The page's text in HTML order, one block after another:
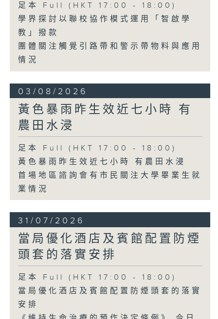
足本 Full (HKT 17:00 - 18:00)
學界探討以聯校協作模式運用「智啟學
教」撥款
團體關注觸覺引路帶和警示帶物料與應用
情況
03/08/2026
黃色暴雨昨生效近七小時 有
農田水浸
足本 Full (HKT 17:00 - 18:00)
黃色暴雨昨生效近七小時 有農田水浸
首場地區諮詢會有市民關注大學畢業生就
業情況
31/07/2026
當局優化酒店及賓館配置防煙
頭套的落實安排
足本 Full (HKT 17:00 - 18:00)
當局優化酒店及賓館配置防煙頭套的落實
安排